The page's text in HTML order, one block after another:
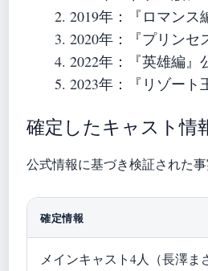
2019年 ：『ロマン
2020年 ：『プリン
2022年 ：『英雄編
2023年 ：『リゾー
確定したキャスト情
公式情報に基づき検証された
確定情報
メインキャスト4人（長澤